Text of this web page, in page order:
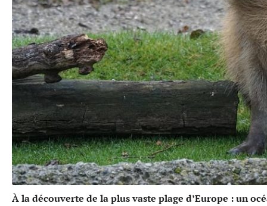
À la découverte de la plus vaste plage d’Europe : un